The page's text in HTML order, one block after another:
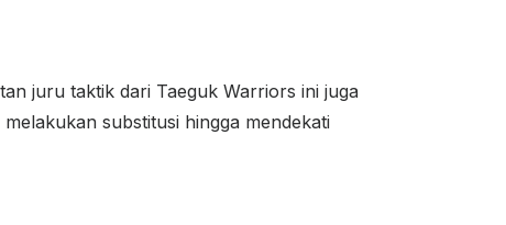
juru taktik dari Taeguk Warriors ini juga
substitusi hingga mendekati